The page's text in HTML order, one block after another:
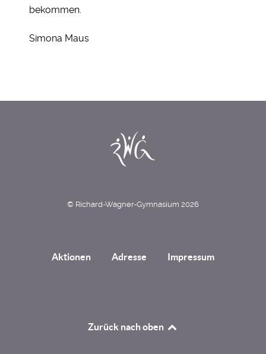
bekommen.
Simona Maus
© Richard-Wagner-Gymnasium 2026
Aktionen Adresse Impressum
Zurück nach oben